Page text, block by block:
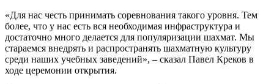
«Для нас честь принимать соревнования такого уровня. Тем
более, что у нас есть вся необходимая инфраструктура и
достаточно много делается для популяризации шахмат. Мы
стараемся внедрять и распространять шахматную культуру
среди наших учебных заведений», – сказал Павел Креков в
ходе церемонии открытия.